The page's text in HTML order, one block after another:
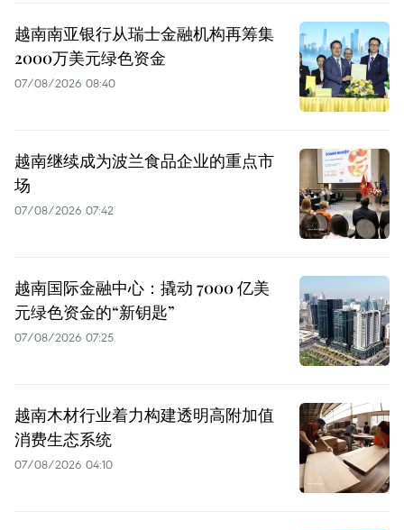
越南南亚银行从瑞士金融机构再筹集
2000万美元绿色资金
07/08/2026 08:40
越南继续成为波兰食品企业的重点市
场
07/08/2026 07:42
越南国际金融中心：撬动 7000 亿美
元绿色资金的“新钥匙”
07/08/2026 07:25
越南木材行业着力构建透明高附加值
消费生态系统
07/08/2026 04:10